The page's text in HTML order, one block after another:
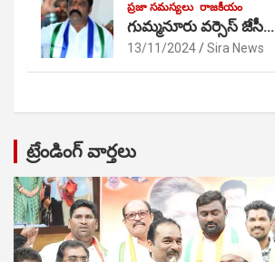
ప్రజా సమస్యలు రాజకీయం
గుమ్మనూరు వర్సెస్ జేసీ…
13/11/2024 Sira News
ట్రేండింగ్ వార్తలు